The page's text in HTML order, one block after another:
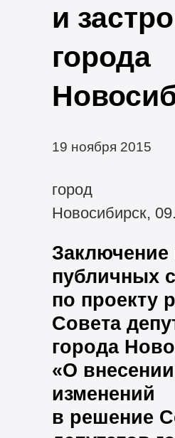
и
города
19 ноября 2015
город
Новосибирск,
Заключение
публичных
по проекту
Совета
города
«О внесении
изменений
в решение